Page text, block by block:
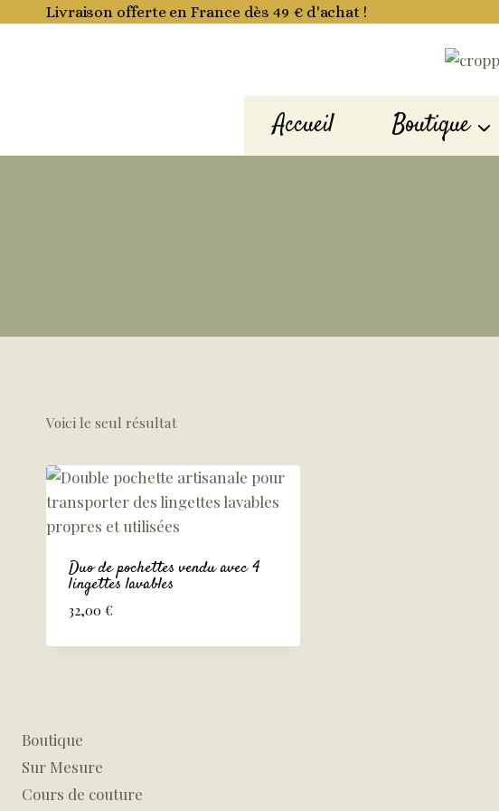
Livraison offerte en France dès 49 € d'achat !
Accueil Boutique
Voici le seul résultat
Duo de pochettes vendu avec 4
lingettes lavables
32,00 €
Boutique
Sur Mesure
Cours de couture